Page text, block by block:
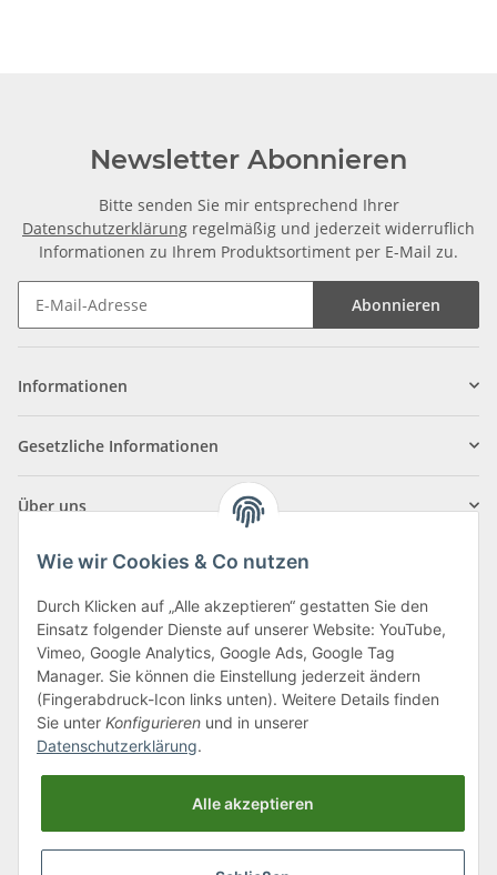
Newsletter Abonnieren
Bitte senden Sie mir entsprechend Ihrer
Datenschutzerklärung regelmäßig und jederzeit widerruflich
Informationen zu Ihrem Produktsortiment per E-Mail zu.
Abonnieren
Informationen
Gesetzliche Informationen
Über uns
Klagenfurter Straße 29
9556 Liebenfels
Montag bis Donnerstag: 8:00 bis 16:30 Uhr
Freitag: 8:00 bis 12:00 Uhr
Tel.:0043 (0) 4262 50900
office@cncshop.at
Wie wir Cookies & Co nutzen
Durch Klicken auf „Alle akzeptieren“ gestatten Sie den
Einsatz folgender Dienste auf unserer Website: YouTube,
Vimeo, Google Analytics, Google Ads, Google Tag
Manager. Sie können die Einstellung jederzeit ändern
(Fingerabdruck-Icon links unten). Weitere Details finden
Sie unter Konfigurieren und in unserer
Datenschutzerklärung.
Alle akzeptieren